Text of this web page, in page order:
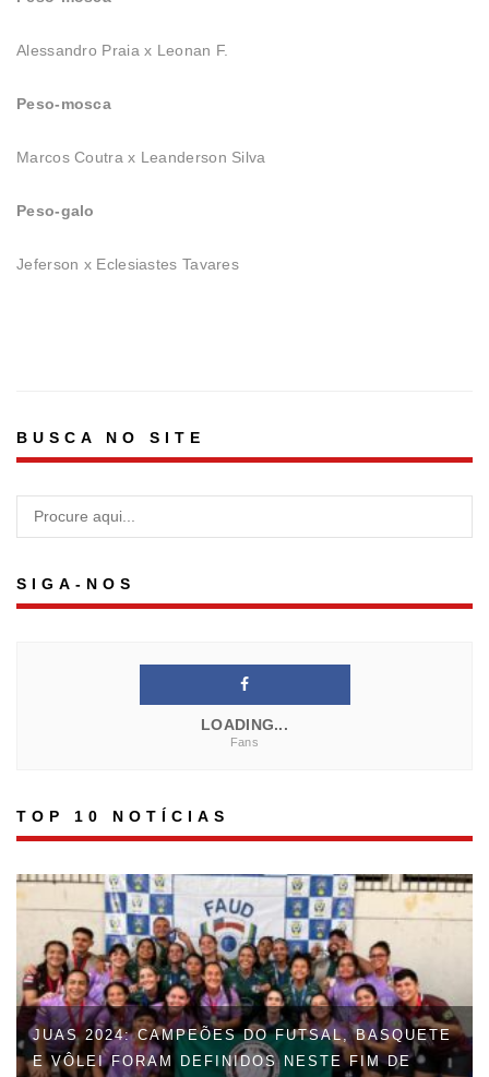
Alessandro Praia x Leonan F.
Peso-mosca
Marcos Coutra x Leanderson Silva
Peso-galo
Jeferson x Eclesiastes Tavares
BUSCA NO SITE
SIGA-NOS
LOADING...
Fans
TOP 10 NOTÍCIAS
JUAS 2024: CAMPEÕES DO FUTSAL, BASQUETE
E VÔLEI FORAM DEFINIDOS NESTE FIM DE